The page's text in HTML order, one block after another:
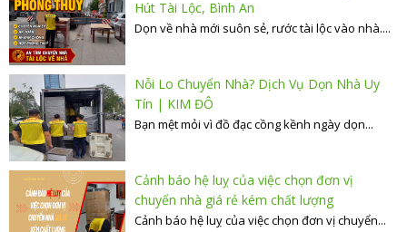
Hút Tài Lộc, Bình An
Dọn về nhà mới suôn sẻ, rước tài lộc vào nhà....
Nỗi Lo Chuyển Nhà? Dịch Vụ Dọn Nhà Uy
Tín | KIM ĐÔ
Bạn mệt mỏi vì đồ đạc cồng kềnh ngày dọn...
Cảnh báo hệ luỵ của việc chọn đơn vị
chuyển nhà giá rẻ kém chất lượng
Cảnh báo hệ luỵ của việc chọn đơn vị chuyển...